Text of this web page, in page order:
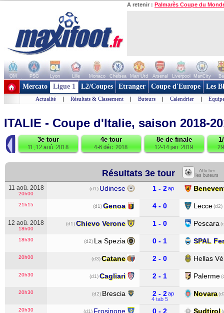
A retenir : Palmarès Coupe du
OM PSG Lyon Lille Monaco Chelsea Man Utd Arsenal Liverpool ManCity
+ de clubs
Mercato Ligue 1 L2/Coupes Etranger Coupe d'Europe Les
Actualité | Résultats & Classement | Buteurs | Calendrier |
ITALIE - Coupe d'Italie, saison 2018-
◀ 3e tour
11, 12 aoû. 2018
4e tour
4-6 déc. 2018
8e de finale
12-14 jan. 2019
Résultats 3e tour
Afficher
les buteurs
11 aoû. 2018
20h00
(d1) Udinese 1 - 2 ap
21h15 (d1)Genoa 4 - 0 Lecce(d2)
12 aoû. 2018
18h00
(d1)Chievo Verone 1 - 0 Pescara
18h30 (d2) La Spezia 0 - 1 SPAL
20h00 (d3)Catane 2 - 0 Hellas
20h30 (d1)Cagliari 2 - 1 Palerme
20h30 (d2) Brescia 2 - 2 ap
4 tab 5
Novara
20h30 (d1) Frosinone 0 - 2 Sudtirol